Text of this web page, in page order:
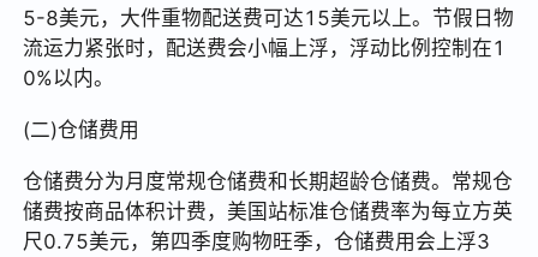
5-8美元，大件重物配送费可达15美元以上。节假日物
流运力紧张时，配送费会小幅上浮，浮动比例控制在1
0%以内。
(二)仓储费用
仓储费分为月度常规仓储费和长期超龄仓储费。常规仓
储费按商品体积计费，美国站标准仓储费率为每立方英
尺0.75美元，第四季度购物旺季，仓储费用会上浮3